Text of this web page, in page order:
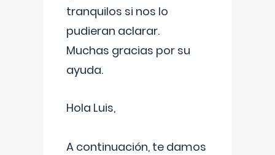
tranquilos si nos lo
pudieran aclarar.
Muchas gracias por su
ayuda.
Hola Luis,
A continuación, te damos